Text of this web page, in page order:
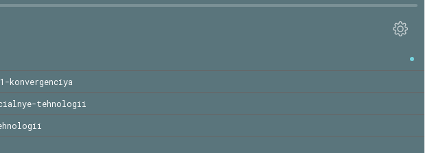
konvergenciya
tehnologii